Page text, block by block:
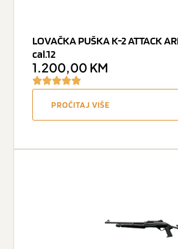
LOVAČKA PUŠKA K-2 ATTACK
cal.12
1.200,00 KM
PROČITAJ VIŠE